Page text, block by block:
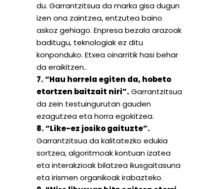
du. Garrantzitsua da marka gisa dugun
izen ona zaintzea, entzutea baino
askoz gehiago. Enpresa bezala arazoak
baditugu, teknologiak ez ditu
konponduko. Etxea oinarritik hasi behar
da eraikitzen..
7. “Hau horrela egiten da, hobeto
etortzen baitzait niri”. Garrantzitsua
da zein testuingurutan gauden
ezagutzea eta horra egokitzea.
8. “Like-ez josiko gaituzte”.
Garrantzitsua da kalitatezko edukia
sortzea, algoritmoak kontuan izatea
eta interakzioak bilatzea ikusgaitasuna
eta irismen organikoak irabazteko.